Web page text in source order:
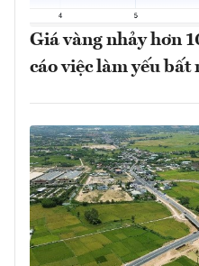
Giá vàng nhảy hơn
cáo việc làm yếu bất